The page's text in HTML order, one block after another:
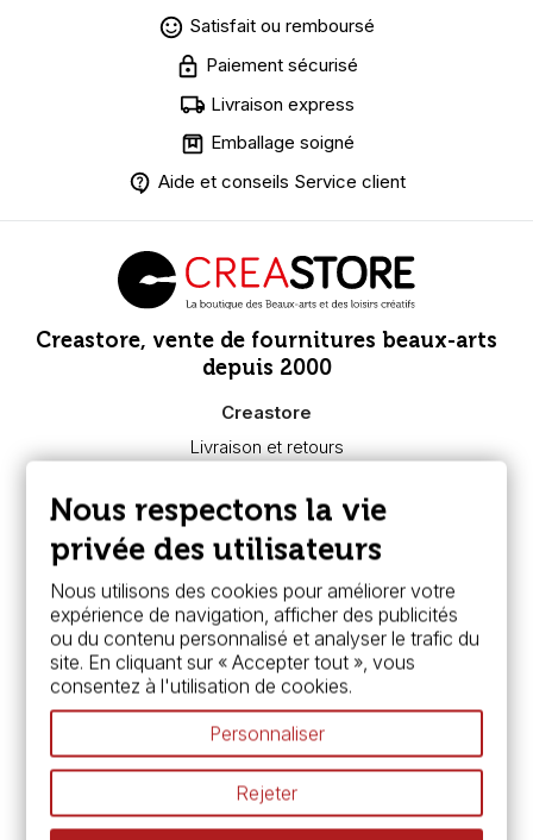
Satisfait ou remboursé
Paiement sécurisé
Livraison express
Emballage soigné
Aide et conseils Service client
Creastore, vente de fournitures beaux-arts
depuis 2000
Creastore
Livraison et retours
Paiement sécurisé
FAQ
Boutique à Angers
Services
Carte fidélité & avantages
Chèque cadeau, bon cadeaux
Devis & bon de commande
Pass culture - mode d'emploi
Nos promotions en cours
Espace conseils
L’aquarelle en tubes ou en godets ?
Le vocabulaire technique de l’aquarelle
Nous respectons la vie
privée des utilisateurs
Nous utilisons des cookies pour améliorer votre
expérience de navigation, afficher des publicités
ou du contenu personnalisé et analyser le trafic du
site. En cliquant sur « Accepter tout », vous
consentez à l'utilisation de cookies.
Personnaliser
Rejeter